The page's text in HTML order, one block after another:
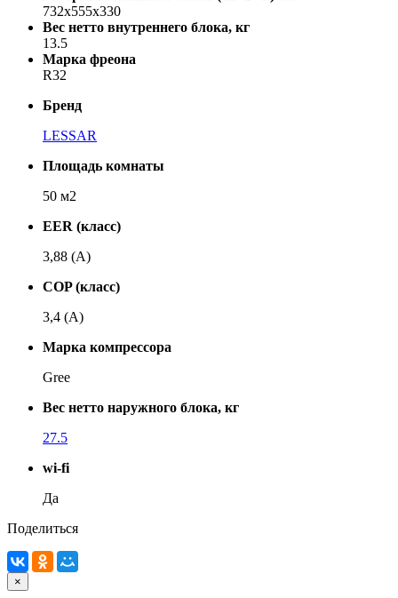
732x555x330
Вес нетто внутреннего блока, кг
13.5
Марка фреона
R32
Бренд
LESSAR
Площадь комнаты
50 м2
EER (класс)
3,88 (A)
COP (класс)
3,4 (A)
Марка компрессора
Gree
Вес нетто наружного блока, кг
27.5
wi-fi
Да
Поделиться
×